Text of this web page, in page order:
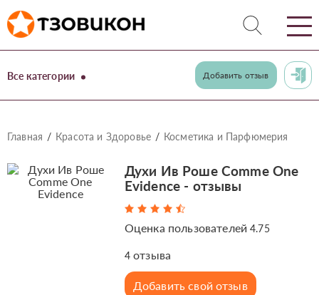
Все категории Добавить отзыв
Главная Красота и Здоровье Косметика и Парфюмерия
Духи Ив Роше Comme One
Evidence - отзывы
Оценка пользователей4.75
4отзыва
Добавить свой отзыв